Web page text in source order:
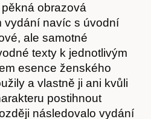
obrazová
vydání navíc s úvodní
ale samotné
texty k jednotlivým
esence ženského
a vlastně ji ani kvůli
postihnout
následovalo vydání